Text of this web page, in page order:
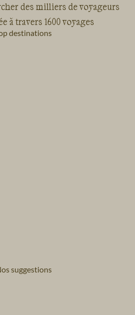
des milliers de voyageurs
à travers 1600 voyages
destinations
suggestions